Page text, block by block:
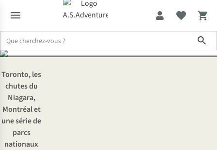
Canada
Toronto, les
chutes du
Niagara,
Montréal et
une série de
parcs
nationaux